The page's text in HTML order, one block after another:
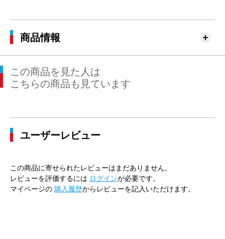
商品情報
この商品を見た人は
こちらの商品も見ています
ユーザーレビュー
この商品に寄せられたレビューはまだありません。
レビューを評価するには ログインが必要です。
マイページの 購入履歴からレビューを記入いただけます。